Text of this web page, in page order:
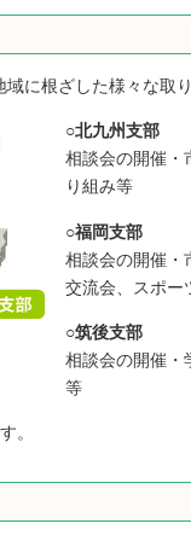
に根ざした様々な取
○北九州支部
相談会の開催・
り組み等
○福岡支部
相談会の開催・
交流会、スポー
○筑後支部
相談会の開催・
等
。